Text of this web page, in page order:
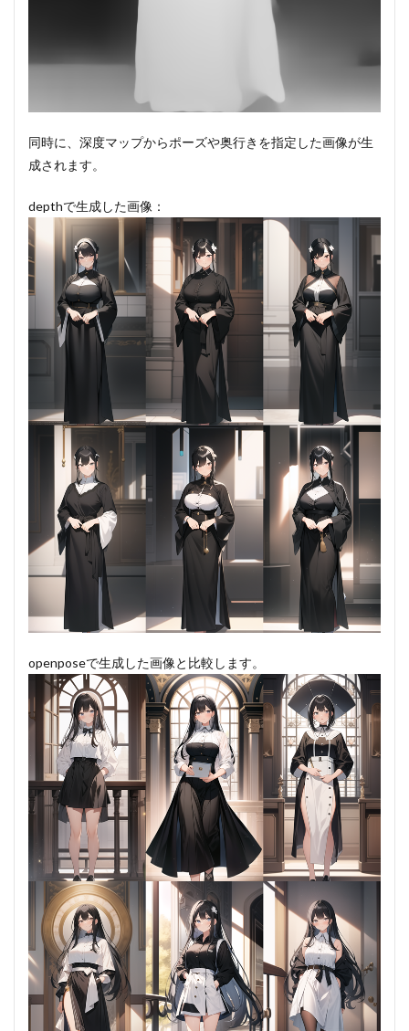
同時に、深度マップからポーズや奥行きを指定した画像が生
成されます。
depthで生成した画像：
openposeで生成した画像と比較します。